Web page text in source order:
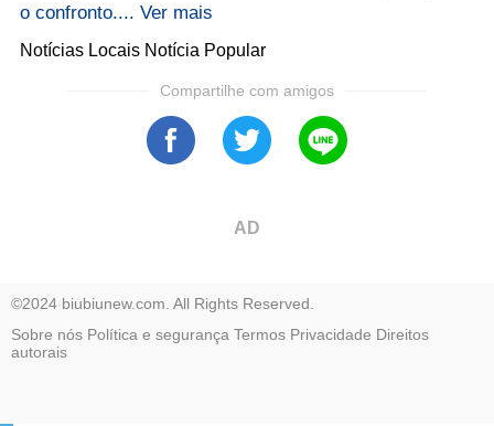
o confronto.... Ver mais
Notícias Locais Notícia Popular
Compartilhe com amigos
AD
©2024 biubiunew.com. All Rights Reserved.
Sobre nós Política e segurança Termos Privacidade Direitos
autorais